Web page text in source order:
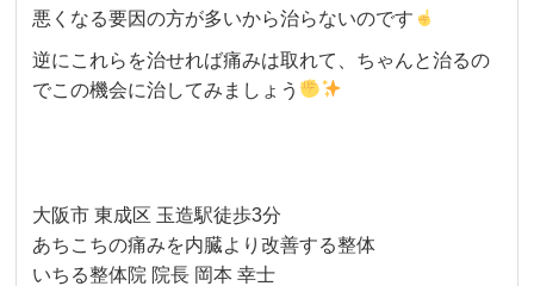
悪くなる要因の方が多いから治らないのです
逆にこれらを治せれば痛みは取れて、ちゃんと治るの
でこの機会に治してみましょう
大阪市 東成区 玉造駅徒歩3分
あちこちの痛みを内臓より改善する整体
いちる整体院 院長 岡本 幸士